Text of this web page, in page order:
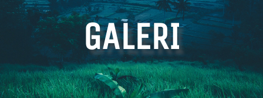
GALERI